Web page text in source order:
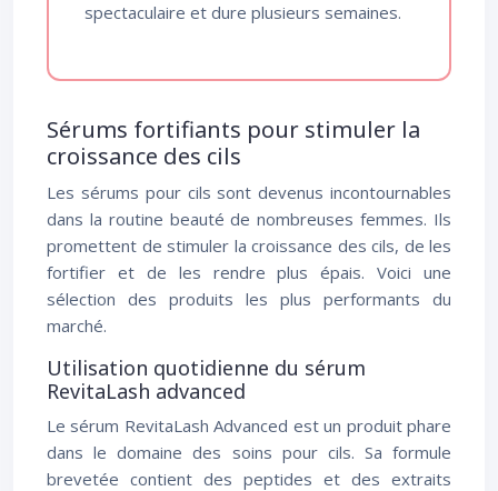
spectaculaire et dure plusieurs semaines.
Sérums fortifiants pour stimuler la
croissance des cils
Les sérums pour cils sont devenus incontournables
dans la routine beauté de nombreuses femmes. Ils
promettent de stimuler la croissance des cils, de les
fortifier et de les rendre plus épais. Voici une
sélection des produits les plus performants du
marché.
Utilisation quotidienne du sérum
RevitaLash advanced
Le sérum RevitaLash Advanced est un produit phare
dans le domaine des soins pour cils. Sa formule
brevetée contient des peptides et des extraits